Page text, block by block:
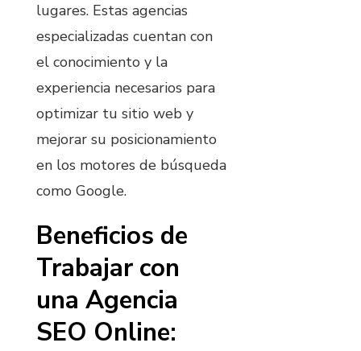
lugares. Estas agencias
especializadas cuentan con
el conocimiento y la
experiencia necesarios para
optimizar tu sitio web y
mejorar su posicionamiento
en los motores de búsqueda
como Google.
Beneficios de
Trabajar con
una Agencia
SEO Online: